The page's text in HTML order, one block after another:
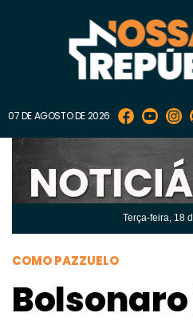
07 DE AGOSTO DE 2026
Terça-feira, 18
COMO PAZZUELO